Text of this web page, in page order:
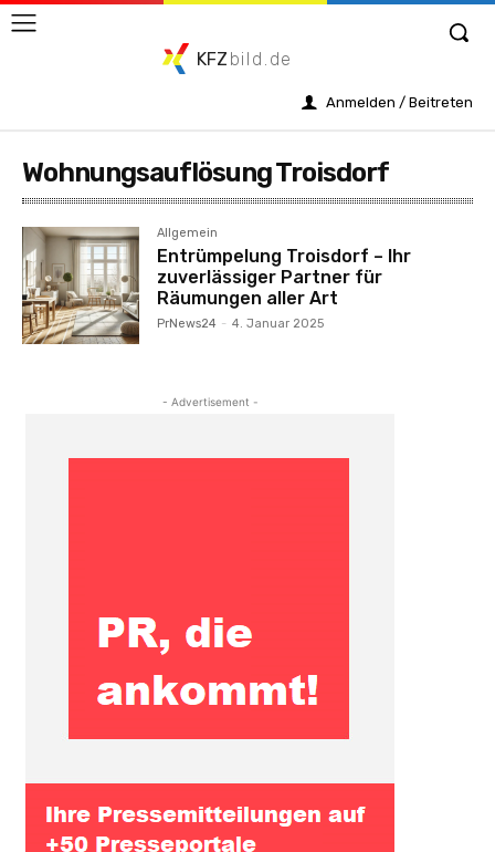
KFZ bild.de
Anmelden / Beitreten
Wohnungsauflösung Troisdorf
Allgemein
Entrümpelung Troisdorf – Ihr
zuverlässiger Partner für
Räumungen aller Art
PrNews24 - 4. Januar 2025
- Advertisement -